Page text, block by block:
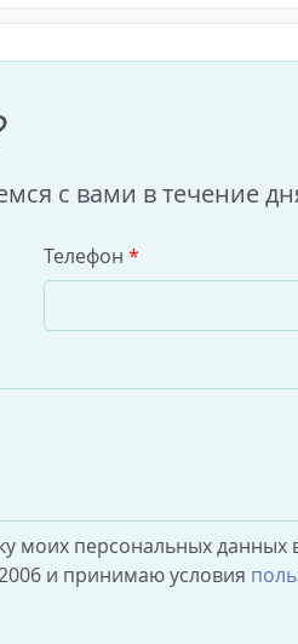
с вами в течение
Телефон *
моих персональных
и принимаю условия